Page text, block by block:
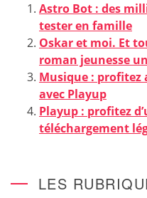
Astro Bot : des
tester en famille
Oskar et moi. Et
roman jeunesse
Musique : profitez
avec Playup
Playup : profitez
téléchargement
LES